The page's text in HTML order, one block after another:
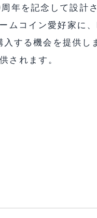
年を記念して設計
ムコイン愛好家に
する機会を提供し
されます。